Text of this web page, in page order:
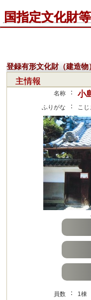
国指定文化財等
登録有形文化財（建造物
主情報
名称 ： 小
ふりがな ： こ
員数 ：
1棟